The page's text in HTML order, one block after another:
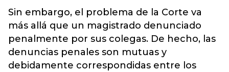
Sin embargo, el problema de la Corte va
más allá que un magistrado denunciado
penalmente por sus colegas. De hecho, las
denuncias penales son mutuas y
debidamente correspondidas entre los